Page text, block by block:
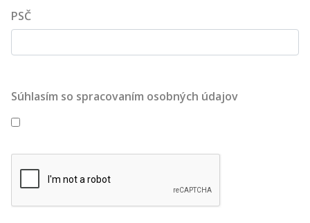
PSČ
Súhlasím so spracovaním osobných údajov